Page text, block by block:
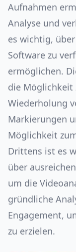
Aufnahmen
Analyse und
es wichtig,
Software zu
ermöglichen.
die Möglichkeit
Wiederholung
Markierungen
Möglichkeit
Drittens ist es
über
um die
gründliche
Engagement,
zu erzielen.